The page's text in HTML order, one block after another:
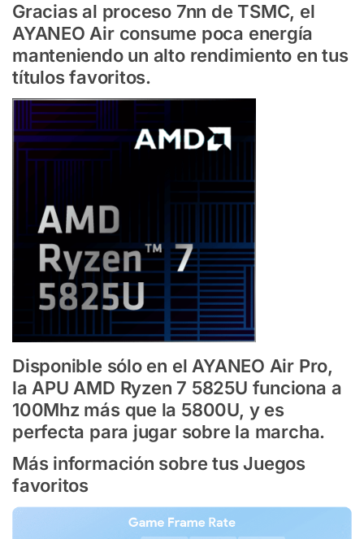
Gracias al proceso 7nn de TSMC, el
AYANEO Air consume poca energía
manteniendo un alto rendimiento en tus
títulos favoritos.
Disponible sólo en el AYANEO Air Pro,
la APU AMD Ryzen 7 5825U funciona a
100Mhz más que la 5800U, y es
perfecta para jugar sobre la marcha.
Más información sobre tus Juegos
favoritos